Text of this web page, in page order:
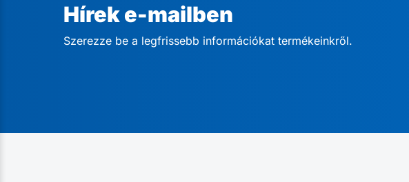
Hírek e-mailben
Szerezze be a legfrissebb információkat termékeinkről.